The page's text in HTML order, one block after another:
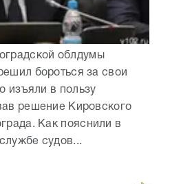
облдумы
бороться за свои
изъяли в пользу
решение Кировского
Как пояснили в
судов...